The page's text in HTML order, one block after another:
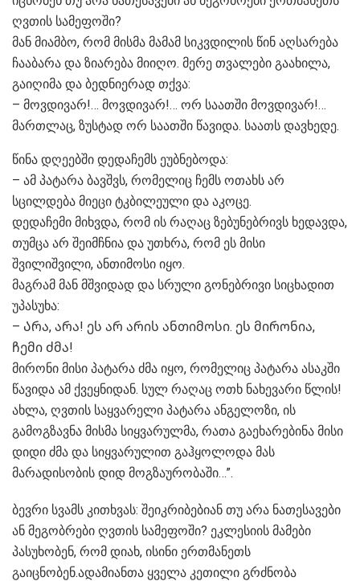
ღვთის სამეფოში?
მან მიამბო, რომ მისმა მამამ სიკვდილის წინ აღსარება
ჩააბარა და ზიარება მიიღო. მერე თვალები გაახილა,
გაიღიმა და ბედნიერად თქვა:
– მოვდივარ!… მოვდივარ!… ორ საათში მოვდივარ!…
მართლაც, ზუსტად ორ საათში წავიდა. საათს დავხედე.
წინა დღეებში დედაჩემს ეუბნებოდა:
– ამ პატარა ბავშვს, რომელიც ჩემს ოთახს არ
სცილდება მიეცი ტკბილეული და აკოცე.
დედაჩემი მიხვდა, რომ ის რაღაც ზებუნებრივს ხედავდა,
თუმცა არ შეიმჩნია და უთხრა, რომ ეს მისი
შვილიშვილი, ანთიმოსი იყო.
მაგრამ მან მშვიდად და სრული გონებრივი სიცხადით
უპასუხა:
– Არა, არა! ეს არ არის ანთიმოსი. ეს მირონია,
ჩემი ძმა!
მირონი მისი პატარა ძმა იყო, რომელიც პატარა ასაკში
წავიდა ამ ქვეყნიდან. სულ რაღაც ოთხ ნახევარი წლის!
ახლა, ღვთის საყვარელი პატარა ანგელოზი, ის
გამოგზავნა მისმა სიყვარულმა, რათა გაეხარებინა მისი
დიდი ძმა და სიყვარულით გაჰყოლოდა მას
მარადისობის დიდ მოგზაურობაში…”.
ბევრი სვამს კითხვას: შეიკრიბებიან თუ არა ნათესავები
ან მეგობრები ღვთის სამეფოში? ეკლესიის მამები
პასუხობენ, რომ დიახ, ისინი ერთმანეთს
გაიცნობენ.ადამიანთა ყველა კეთილი გრძნობა